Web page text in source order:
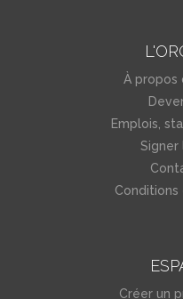
À propos
Emplois,
Signer
Conditions
Créer un